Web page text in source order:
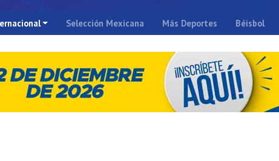
Selección Mexicana Más Deportes Béisbol